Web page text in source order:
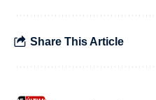
Share This Article